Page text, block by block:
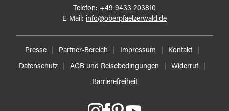
Telefon: +49 9433 203810
E-Mail: info@oberpfaelzerwald.de
Presse Partner-Bereich Impressum Kontakt
Datenschutz AGB und Reisebedingungen Widerruf
Barrierefreiheit